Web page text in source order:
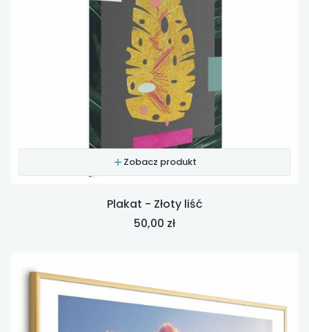
Zobacz produkt
Plakat - Złoty liść
Cena
50,00 zł